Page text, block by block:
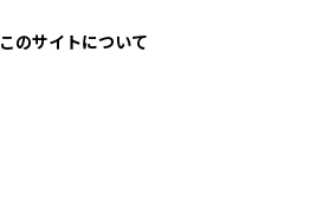
このサイトについて